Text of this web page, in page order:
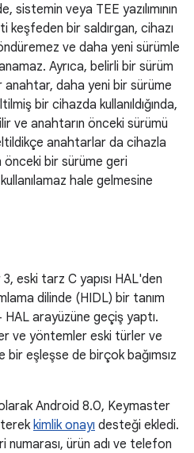
sistemin veya TEE yazılımının
keşfeden bir saldırgan, cihazı
ve daha yeni sürümle
Ayrıca, belirli bir sürüm
daha yeni bir sürüme
bir cihazda kullanıldığında,
ve anahtarın önceki sürümü
anahtarlar da cihazla
önceki bir sürüme geri
hale gelmesine
eski tarz C yapısı HAL'den
dilinde (HIDL) bir tanım
HAL arayüzüne geçiş yaptı.
ve yöntemler eski türler ve
bir eşleşse de birçok bağımsız
Android 8.0, Keymaster
kimlik onayı desteği ekledi.
numarası, ürün adı ve telefon